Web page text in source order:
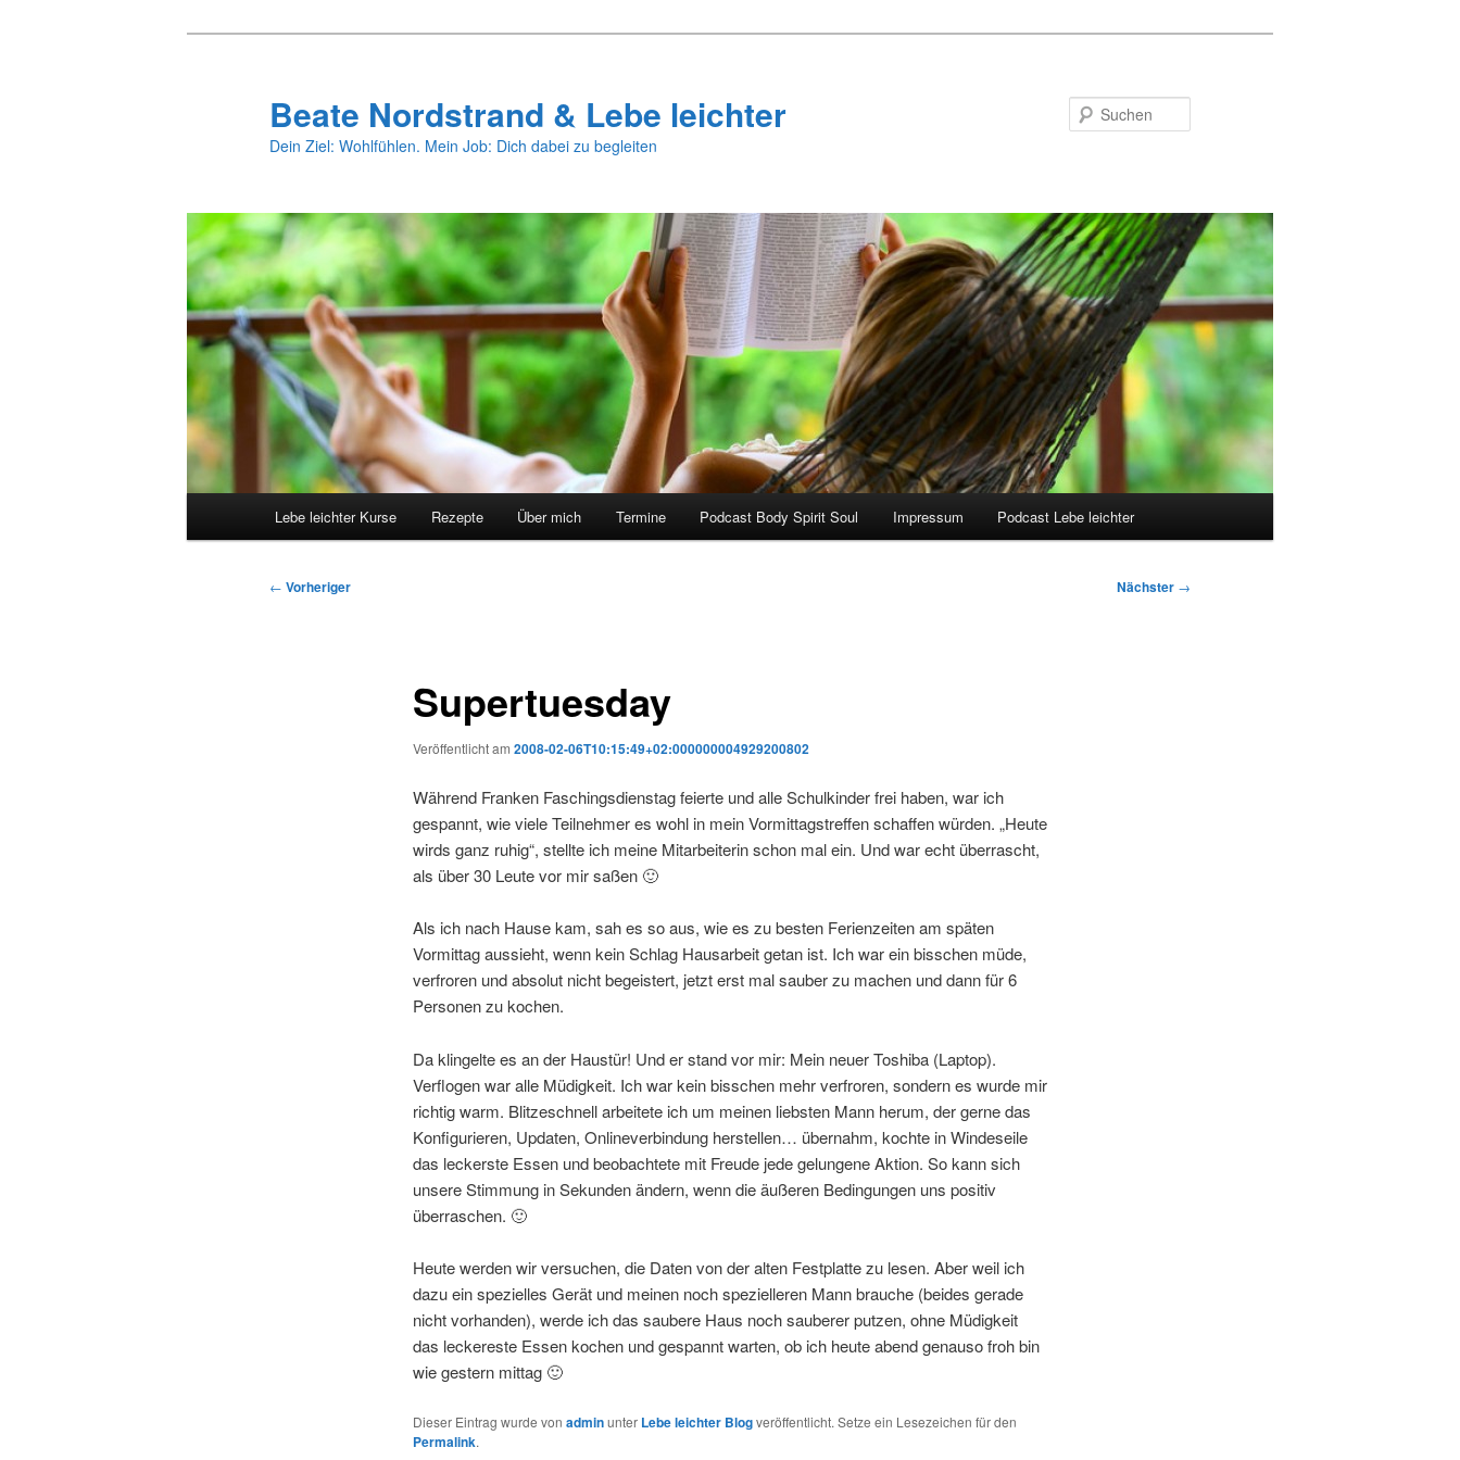
Beate Nordstrand & Lebe leichter
Dein Ziel: Wohlfühlen. Mein Job: Dich dabei zu begleiten
Lebe leichter Kurse Rezepte Über mich Termine Podcast Body Spirit Soul Impressum Podcast Lebe leichter
Beitragsnavigation
← Vorheriger Nächster →
Supertuesday
Veröffentlicht am 2008-02-06T10:15:49+02:000000004929200802
Während Franken Faschingsdienstag feierte und alle Schulkinder frei haben, war ich
gespannt, wie viele Teilnehmer es wohl in mein Vormittagstreffen schaffen würden. „Heute
wirds ganz ruhig“, stellte ich meine Mitarbeiterin schon mal ein. Und war echt überrascht,
als über 30 Leute vor mir saßen 🙂
Als ich nach Hause kam, sah es so aus, wie es zu besten Ferienzeiten am späten
Vormittag aussieht, wenn kein Schlag Hausarbeit getan ist. Ich war ein bisschen müde,
verfroren und absolut nicht begeistert, jetzt erst mal sauber zu machen und dann für 6
Personen zu kochen.
Da klingelte es an der Haustür! Und er stand vor mir: Mein neuer Toshiba (Laptop).
Verflogen war alle Müdigkeit. Ich war kein bisschen mehr verfroren, sondern es wurde mir
richtig warm. Blitzeschnell arbeitete ich um meinen liebsten Mann herum, der gerne das
Konfigurieren, Updaten, Onlineverbindung herstellen… übernahm, kochte in Windeseile
das leckerste Essen und beobachtete mit Freude jede gelungene Aktion. So kann sich
unsere Stimmung in Sekunden ändern, wenn die äußeren Bedingungen uns positiv
überraschen. 🙂
Heute werden wir versuchen, die Daten von der alten Festplatte zu lesen. Aber weil ich
dazu ein spezielles Gerät und meinen noch spezielleren Mann brauche (beides gerade
nicht vorhanden), werde ich das saubere Haus noch sauberer putzen, ohne Müdigkeit
das leckereste Essen kochen und gespannt warten, ob ich heute abend genauso froh bin
wie gestern mittag 🙂
Dieser Eintrag wurde von adminunter Lebe leichter Blogveröffentlicht. Setze ein Lesezeichen für den
Permalink.